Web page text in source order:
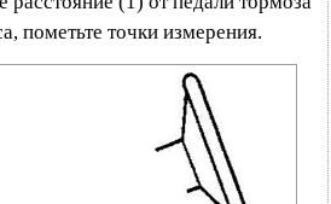
пометьте точки измерения.